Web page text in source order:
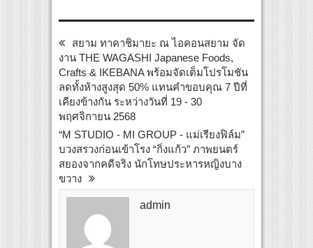
สยาม ทาคาชิมายะ ณ ไอคอนสยาม จัด
งาน THE WAGASHI Japanese Foods,
Crafts & IKEBANA พร้อมจัดเต็มโปรโมชัน
ลดทั้งห้างสูงสุด 50% แทนคำขอบคุณ 7 ปีที่
เคียงข้างกัน ระหว่างวันที่ 19 - 30
พฤศจิกายน 2568
“M STUDIO - MI GROUP - แม่เรียงฟิล์ม”
บวงสรวงก่อนเข้าโรง “กิ่งแก้ว” ภาพยนตร์
สยองจากคดีจริง นักโทษประหารหญิงบาง
ขวาง
admin